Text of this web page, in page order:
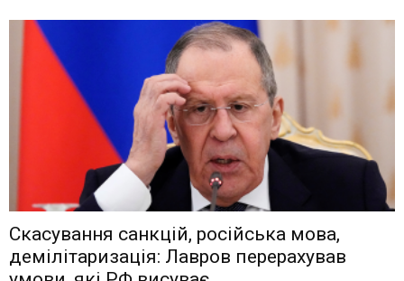
Скасування санкцій, російська мова,
демілітаризація: Лавров перерахував